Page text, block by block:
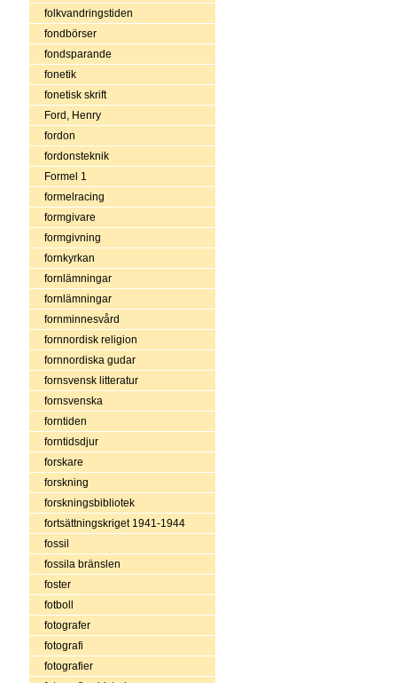
folkvandringstiden
fondbörser
fondsparande
fonetik
fonetisk skrift
Ford, Henry
fordon
fordonsteknik
Formel 1
formelracing
formgivare
formgivning
fornkyrkan
fornlämningar
fornlämningar
fornminnesvård
fornnordisk religion
fornnordiska gudar
fornsvensk litteratur
fornsvenska
forntiden
forntidsdjur
forskare
forskning
forskningsbibliotek
fortsättningskriget 1941-1944
fossil
fossila bränslen
foster
fotboll
fotografer
fotografi
fotografier